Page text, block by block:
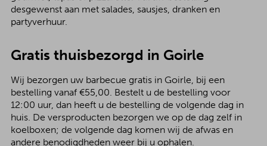
desgewenst aan met salades, sausjes, dranken en
partyverhuur.
Gratis thuisbezorgd in Goirle
Wij bezorgen uw barbecue gratis in Goirle, bij een
bestelling vanaf €55,00. Bestelt u de bestelling voor
12:00 uur, dan heeft u de bestelling de volgende dag in
huis. De versproducten bezorgen we op de dag zelf in
koelboxen; de volgende dag komen wij de afwas en
andere benodigdheden weer bij u ophalen.